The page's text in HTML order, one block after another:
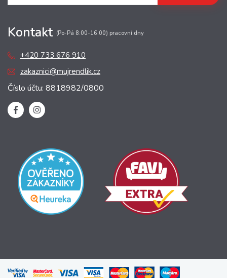
Kontakt (Po-Pá 8:00-16:00) pracovní dny
+420 733 676 910
zakaznici@mujrendlik.cz
Číslo účtu: 8818982/0800